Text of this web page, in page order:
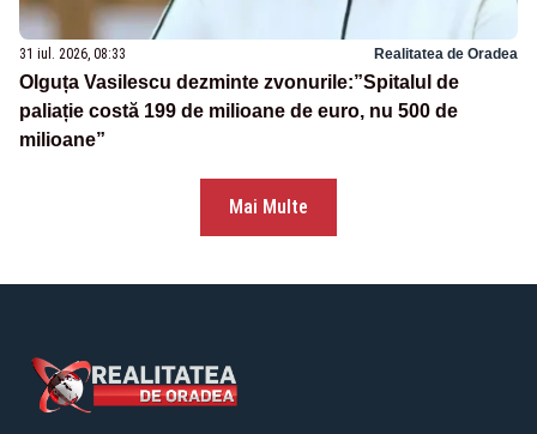
31 iul. 2026, 08:33 Realitatea de Oradea
Olguța Vasilescu dezminte zvonurile:”Spitalul de
paliație costă 199 de milioane de euro, nu 500 de
milioane”
Mai Multe